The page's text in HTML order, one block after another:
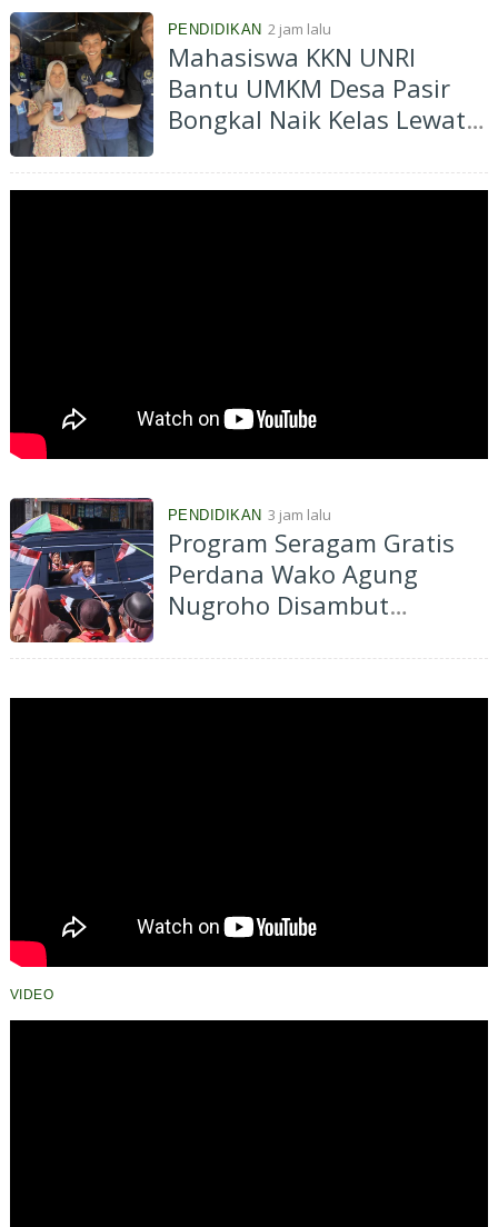
PENDIDIKAN 2 jam lalu
Mahasiswa KKN UNRI
Bantu UMKM Desa Pasir
Bongkal Naik Kelas Lewat
PENDIDIKAN 3 jam lalu
Program Seragam Gratis
Perdana Wako Agung
Nugroho Disambut
Ribuan Orangtua Murid di
Pekanbaru
VIDEO